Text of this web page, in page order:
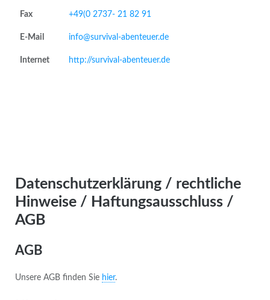
Fax +49(0 2737- 21 82 91
E-Mail info@survival-abenteuer.de
Internet http://survival-abenteuer.de
Datenschutzerklärung / rechtliche
Hinweise / Haftungsausschluss /
AGB
AGB
Unsere AGB finden Sie hier.